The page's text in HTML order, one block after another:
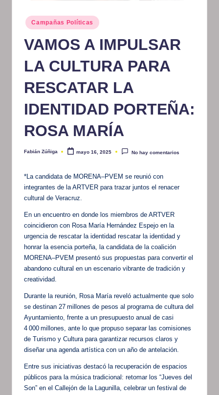
m
at
iv
o
Publicado
en
Campañas Políticas
VAMOS A IMPULSAR
LA CULTURA PARA
RESCATAR LA
IDENTIDAD PORTEÑA:
ROSA MARÍA
Publicado
Fabián Zúñiga mayo 16, 2025 No hay comentarios
*La candidata de MORENA–PVEM se reunió con
integrantes de la ARTVER para trazar juntos el renacer
cultural de Veracruz.
En un encuentro en donde los miembros de ARTVER
coincidieron con Rosa María Hernández Espejo en la
urgencia de rescatar la identidad rescatar la identidad y
honrar la esencia porteña, la candidata de la coalición
MORENA–PVEM presentó sus propuestas para convertir el
abandono cultural en un escenario vibrante de tradición y
creatividad.
Durante la reunión, Rosa María reveló actualmente que solo
se destinan 27 millones de pesos al programa de cultura del
Ayuntamiento, frente a un presupuesto anual de casi
4 000 millones, ante lo que propuso separar las comisiones
de Turismo y Cultura para garantizar recursos claros y
diseñar una agenda artística con un año de antelación.
Entre sus iniciativas destacó la recuperación de espacios
públicos para la música tradicional: retomar los “Jueves del
Son” en el Callejón de la Lagunilla, celebrar un festival de